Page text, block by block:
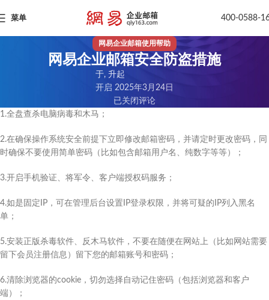
菜单 400-0588-
网易企业邮箱使用帮助
网易企业邮箱安全防盗措施
于, 升起
开启 2025年3月24日
已关闭评论
1.全盘查杀电脑病毒和木马；
2.在确保操作系统安全前提下立即修改邮箱密码，并请定时更改密码，同
时确保不要使用简单密码（比如包含邮箱用户名、纯数字等等）；
3.开启手机验证、将军令、客户端授权码服务；
4.如是固定IP，可在管理后台设置IP登录权限，并将可疑的IP列入黑名
单；
5.安装正版杀毒软件、反木马软件，不要在随便在网站上（比如网站需要
留下会员注册信息）留下您的邮箱账号和密码；
6.清除浏览器的cookie，切勿选择自动记住密码（包括浏览器和客户
端）；